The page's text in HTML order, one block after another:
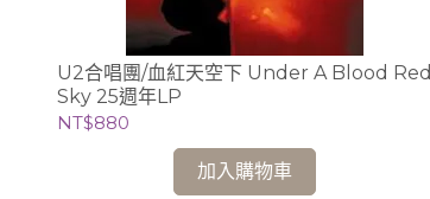
U2合唱團/血紅天空下 Under A Blood Red
Sky 25週年LP
NT$880
加入購物車